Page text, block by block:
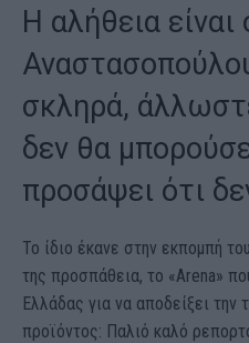
Η αλήθεια
σκληρά,
δεν θα
προσάψει ότι
Το ίδιο έκανε στην εκπομπή
της προσπάθεια, το «Arena»
Ελλάδας για να αποδείξει την
προϊόντος: Παλιό καλό